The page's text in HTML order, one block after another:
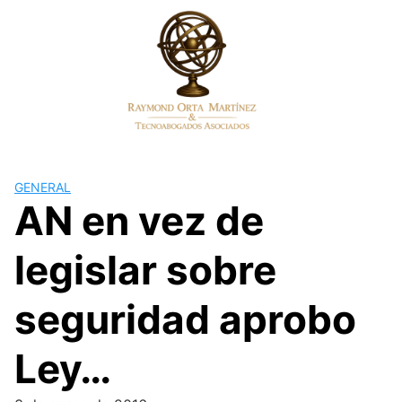
GENERAL
AN en vez de
legislar sobre
seguridad aprobo
Ley…